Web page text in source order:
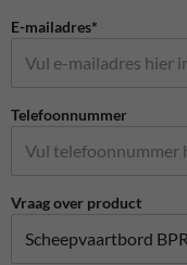
E-mailadres*
Telefoonnummer
Vraag over product